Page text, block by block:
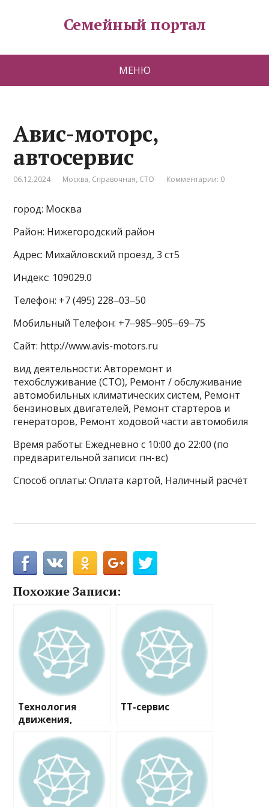
Семейный портал
МЕНЮ
Авис-моторс,
автосервис
06.12.2024 Москва, Справочная, СТО Комментарии: 0
город: Москва
Район: Нижегородский район
Адрес: Михайловский проезд, 3 ст5
Индекс: 109029.0
Телефон: +7 (495) 228‒03‒50
Мобильный Телефон: +7‒985‒905‒69‒75
Сайт: http://www.avis-motors.ru
вид деятельности: Авторемонт и
техобслуживание (СТО), Ремонт / обслуживание
автомобильных климатических систем, Ремонт
бензиновых двигателей, Ремонт стартеров и
генераторов, Ремонт ходовой части автомобиля
Время работы: Ежедневно с 10:00 до 22:00 (по
предварительной записи: пн-вс)
Способ оплаты: Оплата картой, Наличный расчёт
Похожие Записи:
Технология
движения,
ТТ-сервис